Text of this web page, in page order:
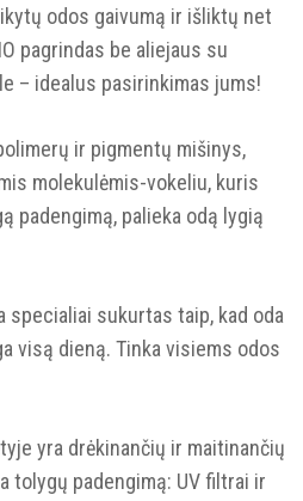
odos gaivumą ir išliktų net
pagrindas be aliejaus su
– idealus pasirinkimas jums!
ir pigmentų mišinys,
molekulėmis-vokeliu, kuris
padengimą, palieka odą lygią
specialiai sukurtas taip, kad oda
visą dieną. Tinka visiems odos
yra drėkinančių ir maitinančių
tolygų padengimą: UV filtrai ir